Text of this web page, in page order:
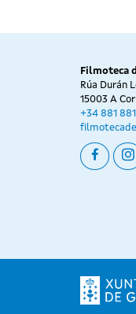
Filmoteca
Rúa Durán
15003 A
+34 881